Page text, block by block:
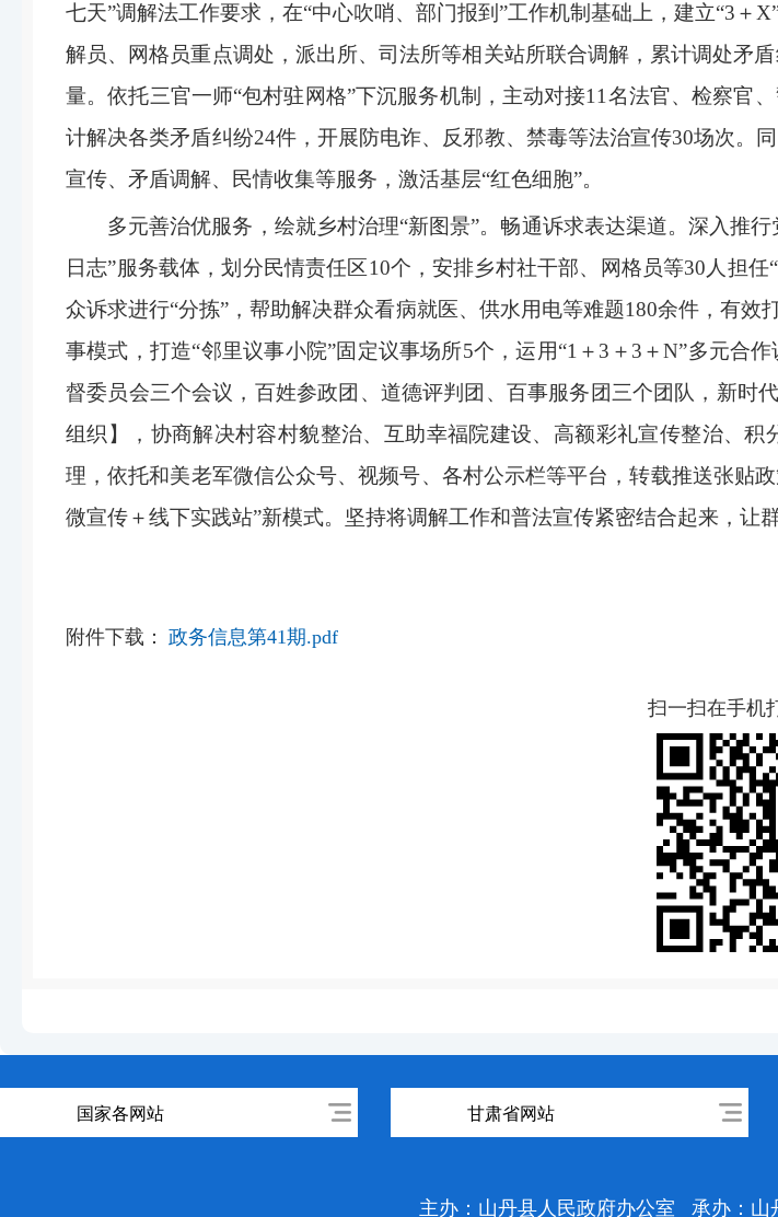
七天”调解法工作要求，在“中心吹哨、部门报到”工作机制基础上，建立“3
解员、网格员重点调处，派出所、司法所等相关站所联合调解，累计调处矛
量。依托三官一师“包村驻网格”下沉服务机制，主动对接11名法官、检察官
计解决各类矛盾纠纷24件，开展防电诈、反邪教、禁毒等法治宣传30场次
宣传、矛盾调解、民情收集等服务，激活基层“红色细胞”。
多元善治优服务，绘就乡村治理“新图景”。畅通诉求表达渠道。深入推
日志”服务载体，划分民情责任区10个，安排乡村社干部、网格员等30人担
众诉求进行“分拣”，帮助解决群众看病就医、供水用电等难题180余件，有
事模式，打造“邻里议事小院”固定议事场所5个，运用“1＋3＋3＋N”多元合
督委员会三个会议，百姓参政团、道德评判团、百事服务团三个团队，新
组织】，协商解决村容村貌整治、互助幸福院建设、高额彩礼宣传整治、
理，依托和美老军微信公众号、视频号、各村公示栏等平台，转载推送张贴
微宣传＋线下实践站”新模式。坚持将调解工作和普法宣传紧密结合起来，让
附件下载： 政务信息第41期.pdf
扫一扫在手机
国家各网站 甘肃省网站
主办：山丹县人民政府办公室 承办：山